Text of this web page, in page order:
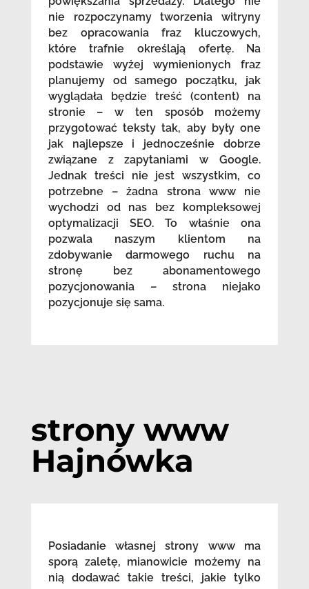
nie rozpoczynamy tworzenia witryny
bez opracowania fraz kluczowych,
które trafnie określają ofertę. Na
podstawie wyżej wymienionych fraz
planujemy od samego początku, jak
wyglądała będzie treść (content) na
stronie – w ten sposób możemy
przygotować teksty tak, aby były one
jak najlepsze i jednocześnie dobrze
związane z zapytaniami w Google.
Jednak treści nie jest wszystkim, co
potrzebne – żadna strona www nie
wychodzi od nas bez kompleksowej
optymalizacji SEO. To właśnie ona
pozwala naszym klientom na
zdobywanie darmowego ruchu na
stronę bez abonamentowego
pozycjonowania – strona niejako
pozycjonuje się sama.
strony www
Hajnówka
Posiadanie własnej strony www ma
sporą zaletę, mianowicie możemy na
nią dodawać takie treści, jakie tylko